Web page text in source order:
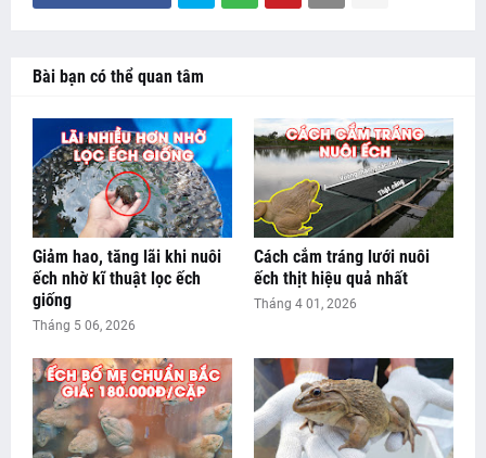
Bài bạn có thể quan tâm
Giảm hao, tăng lãi khi nuôi
ếch nhờ kĩ thuật lọc ếch
giống
Tháng 5 06, 2026
Cách cắm tráng lưới nuôi
ếch thịt hiệu quả nhất
Tháng 4 01, 2026